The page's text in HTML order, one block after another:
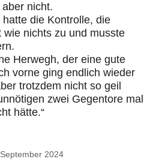
nicht.
die Kontrolle, die
nichts zu und musste
Herwegh, der eine gute
vorne ging endlich wieder
trotzdem nicht so geil
zwei Gegentore mal
hätte.“
2024